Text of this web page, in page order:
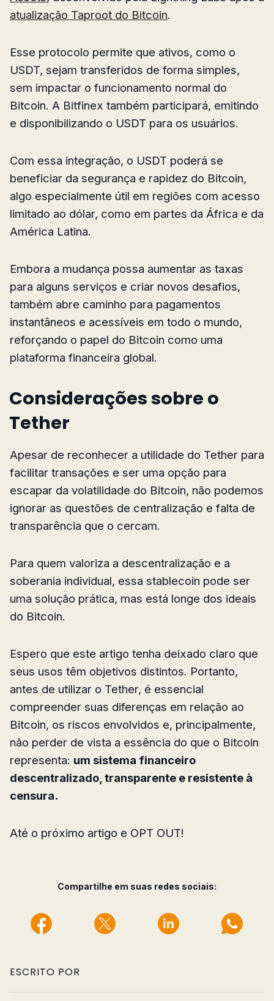
atualização Taproot do Bitcoin.
Esse protocolo permite que ativos, como o
USDT, sejam transferidos de forma simples,
sem impactar o funcionamento normal do
Bitcoin. A Bitfinex também participará, emitindo
e disponibilizando o USDT para os usuários.
Com essa integração, o USDT poderá se
beneficiar da segurança e rapidez do Bitcoin,
algo especialmente útil em regiões com acesso
limitado ao dólar, como em partes da África e da
América Latina.
Embora a mudança possa aumentar as taxas
para alguns serviços e criar novos desafios,
também abre caminho para pagamentos
instantâneos e acessíveis em todo o mundo,
reforçando o papel do Bitcoin como uma
plataforma financeira global.
Considerações sobre o
Tether
Apesar de reconhecer a utilidade do Tether para
facilitar transações e ser uma opção para
escapar da volatilidade do Bitcoin, não podemos
ignorar as questões de centralização e falta de
transparência que o cercam.
Para quem valoriza a descentralização e a
soberania individual, essa stablecoin pode ser
uma solução prática, mas está longe dos ideais
do Bitcoin.
Espero que este artigo tenha deixado claro que
seus usos têm objetivos distintos. Portanto,
antes de utilizar o Tether, é essencial
compreender suas diferenças em relação ao
Bitcoin, os riscos envolvidos e, principalmente,
não perder de vista a essência do que o Bitcoin
representa: um sistema financeiro
descentralizado, transparente e resistente à
censura.
Até o próximo artigo e OPT OUT!
Compartilhe em suas redes sociais:
ESCRITO POR